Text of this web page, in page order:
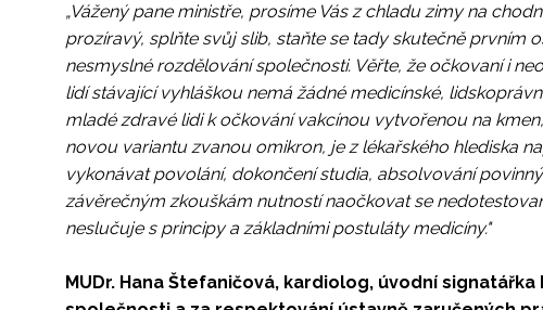
„Vážený pane ministře, prosíme Vás z chladu zimy na
prozíravý, splňte svůj slib, staňte se tady skutečně prvním
nesmyslné rozdělování společnosti. Věřte, že očkovaní i
lidí stávající vyhláškou nemá žádné medicínské,
mladé zdravé lidi k očkování vakcínou vytvořenou na
novou variantu zvanou omikron, je z lékařského hlediska
vykonávat povolání, dokončení studia, absolvování
závěrečným zkouškám nutností naočkovat se
neslučuje s principy a základními postuláty medicíny."
MUDr. Hana Štefaničová, kardiolog, úvodní